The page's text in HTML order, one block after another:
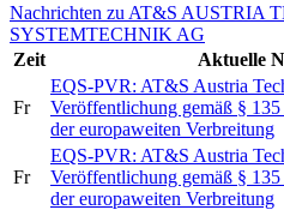
Nachrichten zu AT&S AUSTRIA
SYSTEMTECHNIK AG
Zeit
Aktuelle
Fr
EQS-PVR: AT&S Austria
Veröffentlichung gemäß §
der europaweiten Verbreitung
Fr
EQS-PVR: AT&S Austria
Veröffentlichung gemäß §
der europaweiten Verbreitung